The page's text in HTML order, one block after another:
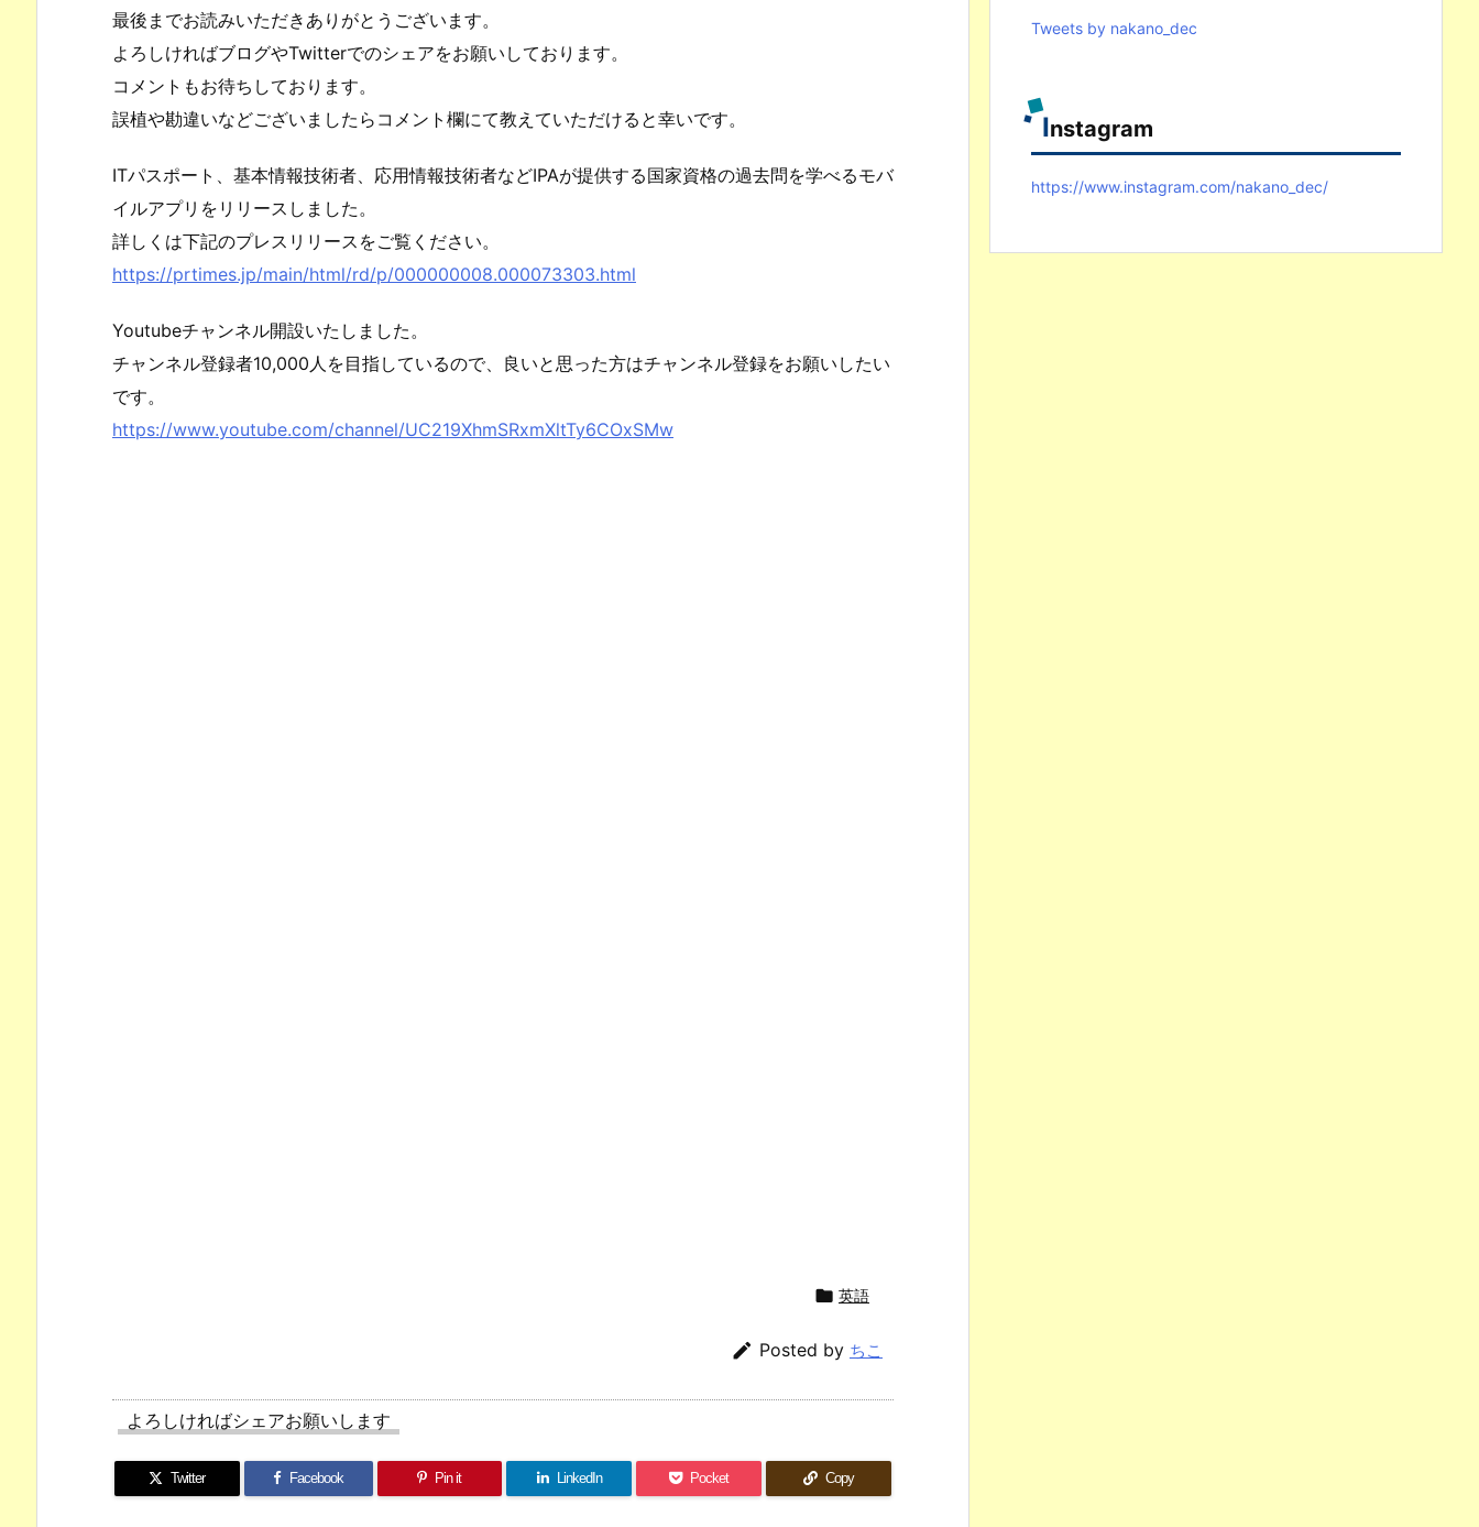
最後までお読みいただきありがとうございます。
よろしければブログやTwitterでのシェアをお願いしております。
コメントもお待ちしております。
誤植や勘違いなどございましたらコメント欄にて教えていただけると幸いです。
ITパスポート、基本情報技術者、応用情報技術者などIPAが提供する国家資格の過去問を学べるモバ
イルアプリをリリースしました。
詳しくは下記のプレスリリースをご覧ください。
https://prtimes.jp/main/html/rd/p/000000008.000073303.html
Youtubeチャンネル開設いたしました。
チャンネル登録者10,000人を目指しているので、良いと思った方はチャンネル登録をお願いしたい
です。
https://www.youtube.com/channel/UC219XhmSRxmXltTy6COxSMw
 英語
 Posted by ちこ
よろしければシェアお願いします
Twitter Facebook Pin it LinkedIn Pocket Copy
Tweets by nakano_dec
Instagram
https://www.instagram.com/nakano_dec/